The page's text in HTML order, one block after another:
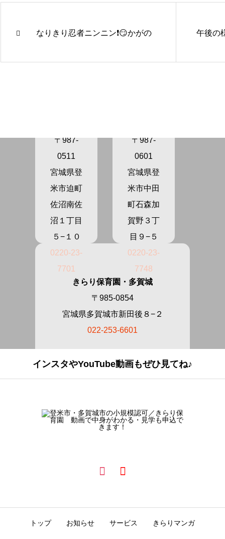
なりきり忍者ニンニン❗️😏かがの 午後の
〒987-
0511
宮城県登
米市迫町
佐沼南佐
沼１丁目
５−１０
0220-23-
7701
〒987-
0601
宮城県登
米市中田
町石森加
賀野３丁
目９−５
0220-23-
7748
きらり保育園・多賀城
〒985-0854
宮城県多賀城市新田後８−２
022-253-6601
インスタやYouTube動画もぜひ見てね♪
トップ お知らせ サービス きらりマンガ